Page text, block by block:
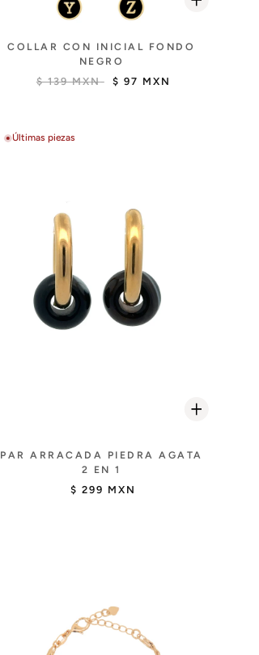
COLLAR CON INICIAL FONDO
NEGRO
$ 139 MXN
$ 97 MXN
Últimas piezas
PAR ARRACADA PIEDRA AGATA
2 EN 1
$ 299 MXN